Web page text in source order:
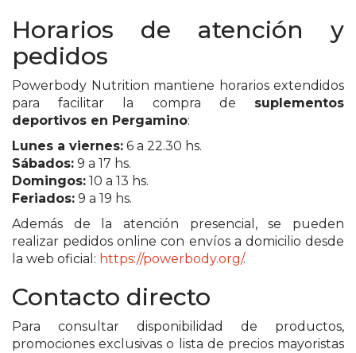
MAPA
SITIO
DIARIO
TAPA
DEL
DIA
DIARIO
REPORTERO
DIARIO
DEPORTIVO
GRUPO
MEDIOS
INFOPBA
PUBLICITÁ
Horarios de atención y
pedidos
Powerbody Nutrition mantiene horarios extendidos
para facilitar la compra de suplementos
deportivos en Pergamino:
Lunes a viernes: 6 a 22.30 hs.
Sábados: 9 a 17 hs.
Domingos: 10 a 13 hs.
Feriados: 9 a 19 hs.
Además de la atención presencial, se pueden
realizar pedidos online con envíos a domicilio desde
la web oficial: https://powerbody.org/.
Contacto directo
Para consultar disponibilidad de productos,
promociones exclusivas o lista de precios mayoristas